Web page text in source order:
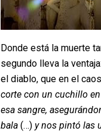
Donde está la muerte
segundo lleva la ventaja:
el diablo, que en el
corte con un cuchillo
esa sangre,
bala(…) y nos pintó las